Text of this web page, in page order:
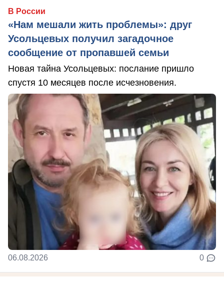
В России
«Нам мешали жить проблемы»: друг
Усольцевых получил загадочное
сообщение от пропавшей семьи
Новая тайна Усольцевых: послание пришло
спустя 10 месяцев после исчезновения.
06.08.2026 0